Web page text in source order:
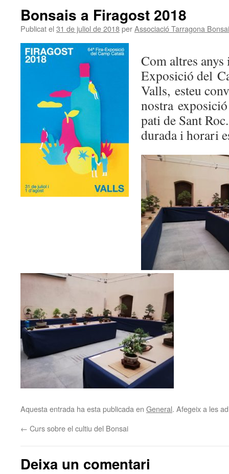
Bonsais a Firagost 2018
Publicat el 31 de juliol de 2018perAssociació Tarragona Bonsai
Com altres
Exposició del
Valls, esteu
nostra
pati de Sant
durada i horari
Aquesta entrada ha esta publicada en General. Afegeix a les
← Curs sobre el cultiu del Bonsai
Deixa un comentari